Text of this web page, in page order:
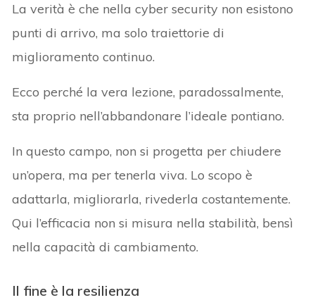
La verità è che nella cyber security non esistono
punti di arrivo, ma solo traiettorie di
miglioramento continuo.
Ecco perché la vera lezione, paradossalmente,
sta proprio nell’abbandonare l’ideale pontiano.
In questo campo, non si progetta per chiudere
un’opera, ma per tenerla viva. Lo scopo è
adattarla, migliorarla, rivederla costantemente.
Qui l’efficacia non si misura nella stabilità, bensì
nella capacità di cambiamento.
Il fine è la resilienza